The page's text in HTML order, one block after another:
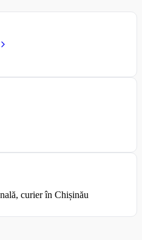
curier în Chișinău